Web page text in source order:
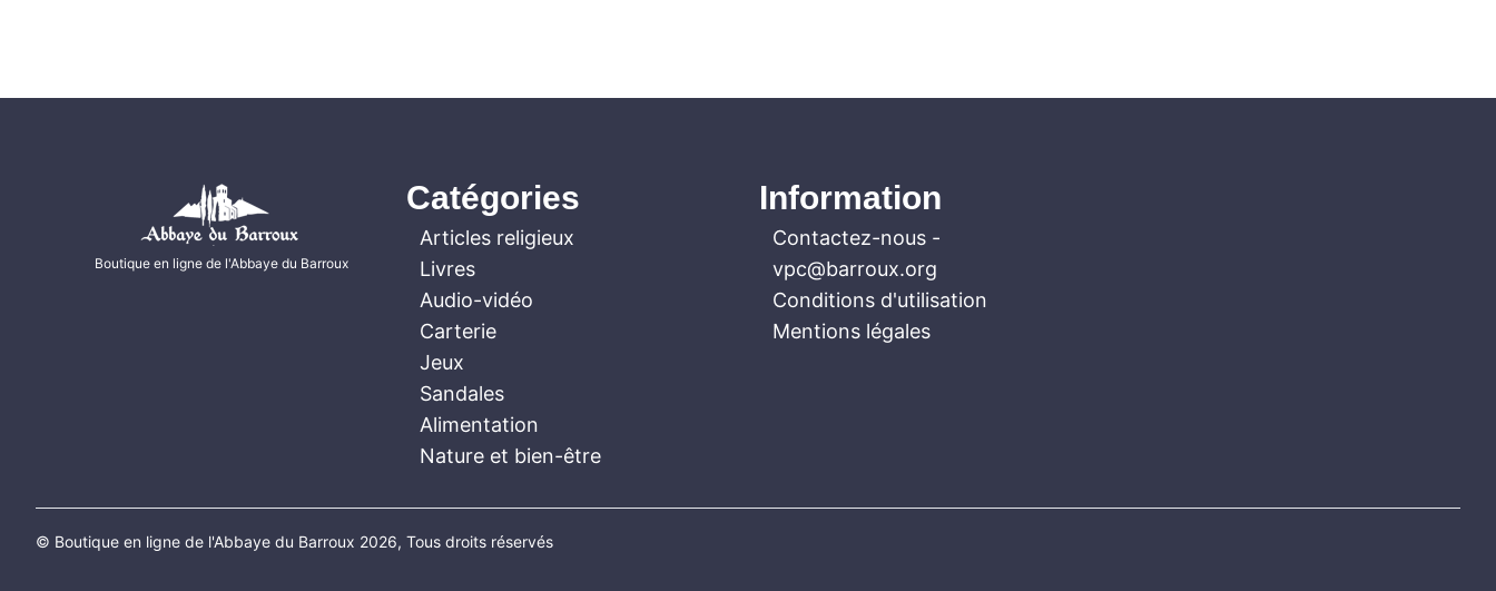
Boutique en ligne de l'Abbaye du Barroux
Catégories
Articles religieux
Livres
Audio-vidéo
Carterie
Jeux
Sandales
Alimentation
Nature et bien-être
Information
Contactez-nous -
vpc@barroux.org
Conditions d'utilisation
Mentions légales
© Boutique en ligne de l'Abbaye du Barroux 2026, Tous droits réservés